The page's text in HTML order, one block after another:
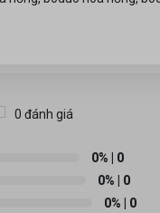
0 đánh giá
0% | 0
0% | 0
0% | 0